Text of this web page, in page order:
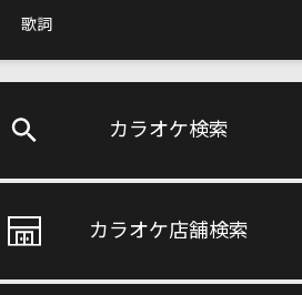
歌詞
カラオケ検索
カラオケ店舗検索